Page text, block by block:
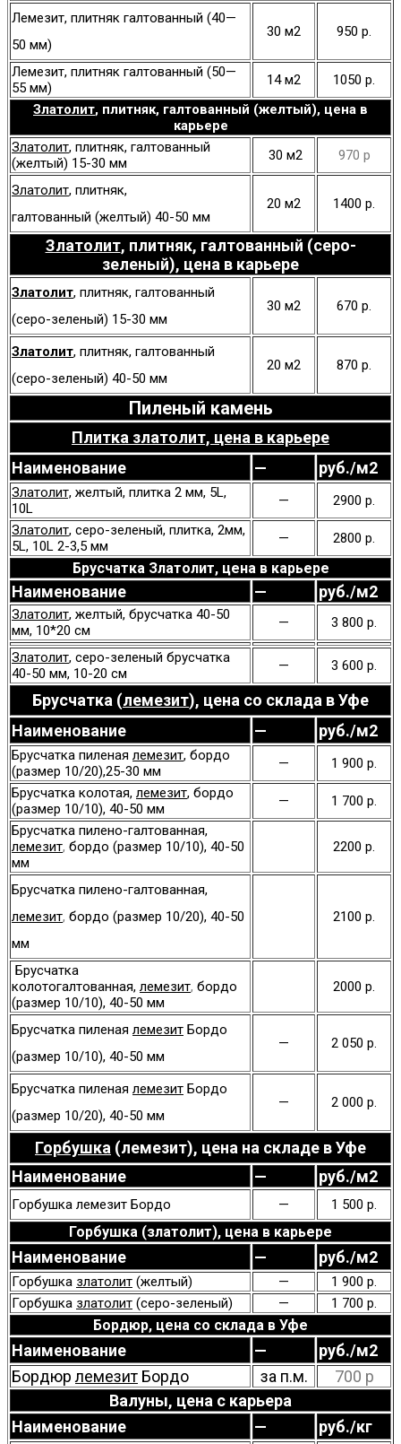
Лемезит, плитняк галтованный (40—
50 мм)
30 м2 950 р.
Лемезит, плитняк галтованный (50—
55 мм)
14 м2
1050 р.
Златолит, плитняк, галтованный (желтый), цена в
карьере
Златолит, плитняк, галтованный
(желтый) 15-30 мм
30 м2 970 р
Златолит, плитняк,
галтованный (желтый) 40-50 мм
20 м2 1400 р.
Златолит, плитняк, галтованный (серо-
зеленый), цена в карьере
Златолит, плитняк, галтованный
(серо-зеленый) 15-30 мм
30 м2 670 р.
Златолит, плитняк, галтованный
(серо-зеленый) 40-50 мм
20 м2 870 р.
Пиленый камень
Плитка златолит, цена в карьере
Наименование
— руб./м2
Златолит, желтый, плитка 2 мм, 5L,
10L
—
2900 р.
Златолит, серо-зеленый, плитка, 2мм,
5L, 10L 2-3,5 мм — 2800 р.
Брусчатка Златолит, цена в карьере
Наименование — руб./м2
Златолит, желтый, брусчатка 40-50
мм, 10*20 см
— 3 800 р.
Златолит, серо-зеленый брусчатка
40-50 мм, 10-20 см
— 3 600 р.
Брусчатка (лемезит), цена со склада в Уфе
Наименование
— руб./м2
Брусчатка пиленая лемезит, бордо
(размер 10/20),25-30 мм
—
1 900 р.
Брусчатка колотая, лемезит, бордо
(размер 10/10), 40-50 мм
—
1 700 р.
Брусчатка пилено-галтованная,
лемезит, бордо (размер 10/10), 40-50
мм
2200 р.
Брусчатка пилено-галтованная,
лемезит, бордо (размер 10/20), 40-50
мм
2100 р.
Брусчатка
колотогалтованная, лемезит, бордо
(размер 10/10), 40-50 мм
2000 р.
Брусчатка пиленая лемезит Бордо
(размер 10/10), 40-50 мм
— 2 050 р.
Брусчатка пиленая лемезит Бордо
(размер 10/20), 40-50 мм
— 2 000 р.
Горбушка (лемезит), цена на складе в Уфе
Наименование
— руб./м2
Горбушка лемезит Бордо — 1 500 р.
Горбушка (златолит), цена в карьере
Наименование — руб./м2
Горбушка златолит (желтый) —
1 900 р.
Горбушка златолит (серо-зеленый) — 1 700 р.
Бордюр, цена со склада в Уфе
Наименование —
руб./м2
Бордюр лемезит Бордо за п.м.
700 р
Валуны, цена с карьера
Наименование
— руб./кг